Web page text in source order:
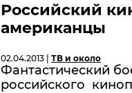
Российский
американцы
02.04.2013 | ТВ и около
Фантастический
российского